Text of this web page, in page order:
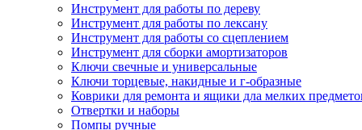
Инструмент для работы по дереву
Инструмент для работы по лексану
Инструмент для работы со сцеплением
Инструмент для сборки амортизаторов
Ключи свечные и универсальные
Ключи торцевые, накидные и г-образные
Коврики для ремонта и ящики дла мелких
Отвертки и наборы
Помпы ручные